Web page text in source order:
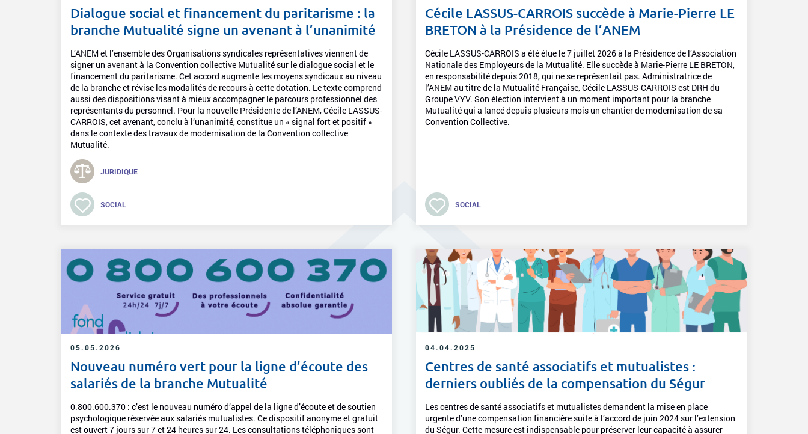
Dialogue social et financement du paritarisme : la
branche Mutualité signe un avenant à l’unanimité
L’ANEM et l’ensemble des Organisations syndicales représentatives viennent de
signer un avenant à la Convention collective Mutualité sur le dialogue social et le
financement du paritarisme. Cet accord augmente les moyens syndicaux au niveau
de la branche et révise les modalités de recours à cette dotation. Le texte comprend
aussi des dispositions visant à mieux accompagner le parcours professionnel des
représentants du personnel. Pour la nouvelle Présidente de l’ANEM, Cécile LASSUS-
CARROIS, cet avenant, conclu à l’unanimité, constitue un « signal fort et positif »
dans le contexte des travaux de modernisation de la Convention collective
Mutualité.
JURIDIQUE
SOCIAL
Cécile LASSUS-CARROIS succède à Marie-Pierre LE
BRETON à la Présidence de l’ANEM
Cécile LASSUS-CARROIS a été élue le 7 juillet 2026 à la Présidence de l’Association
Nationale des Employeurs de la Mutualité. Elle succède à Marie-Pierre LE BRETON,
en responsabilité depuis 2018, qui ne se représentait pas. Administratrice de
l’ANEM au titre de la Mutualité Française, Cécile LASSUS-CARROIS est DRH du
Groupe VYV. Son élection intervient à un moment important pour la branche
Mutualité qui a lancé depuis plusieurs mois un chantier de modernisation de sa
Convention Collective.
SOCIAL
05.05.2026
Nouveau numéro vert pour la ligne d’écoute des
salariés de la branche Mutualité
0.800.600.370 : c’est le nouveau numéro d’appel de la ligne d’écoute et de soutien
psychologique réservée aux salariés mutualistes. Ce dispositif anonyme et gratuit
est ouvert 7 jours sur 7 et 24 heures sur 24. Les consultations téléphoniques sont
04.04.2025
Centres de santé associatifs et mutualistes :
derniers oubliés de la compensation du Ségur
Les centres de santé associatifs et mutualistes demandent la mise en place
urgente d’une compensation financière suite à l’accord de juin 2024 sur l’extension
du Ségur. Cette mesure est indispensable pour préserver leur capacité à assurer